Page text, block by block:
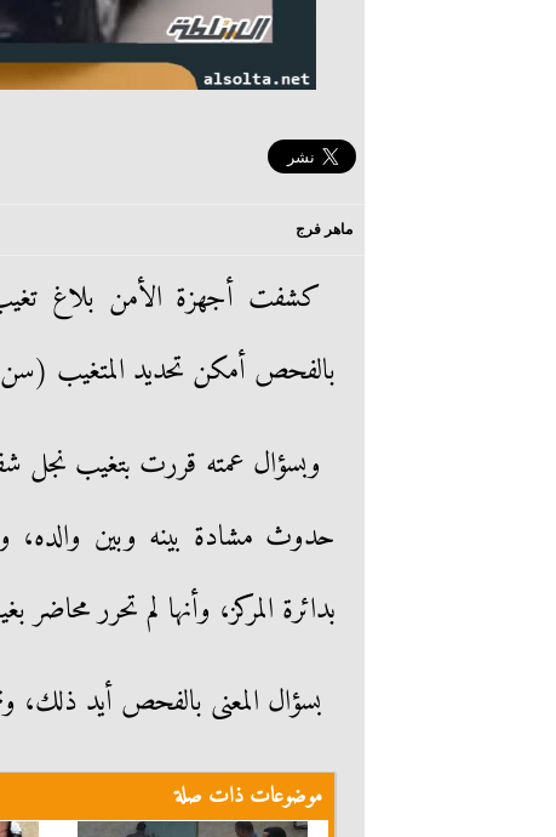
ماهر فرج
كشفت أجهزة الأمن بلاغ
بالفحص أمكن تحديد المتغيب (سن 16 – مقيم بدائرة مركز شرطة المطرية بالدقهلية)
حدوث مشادة بينه وبين والده،
بدائرة المركز، وأنها لم تحرر محاضر
بسؤال المعنى بالفحص أيد ذلك،
موضوعات ذات صلة